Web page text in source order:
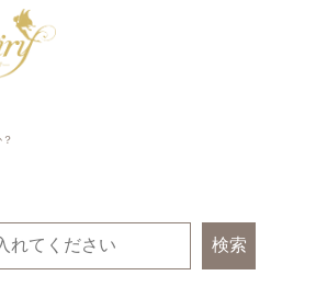
検索